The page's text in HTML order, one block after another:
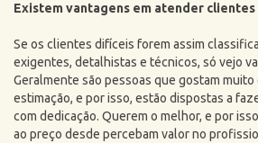
Existem vantagens em atender clientes
Se os clientes difíceis forem assim
exigentes, detalhistas e técnicos, só vejo
Geralmente são pessoas que gostam muito
estimação, e por isso, estão dispostas a
com dedicação. Querem o melhor, e por
ao preço desde percebam valor no